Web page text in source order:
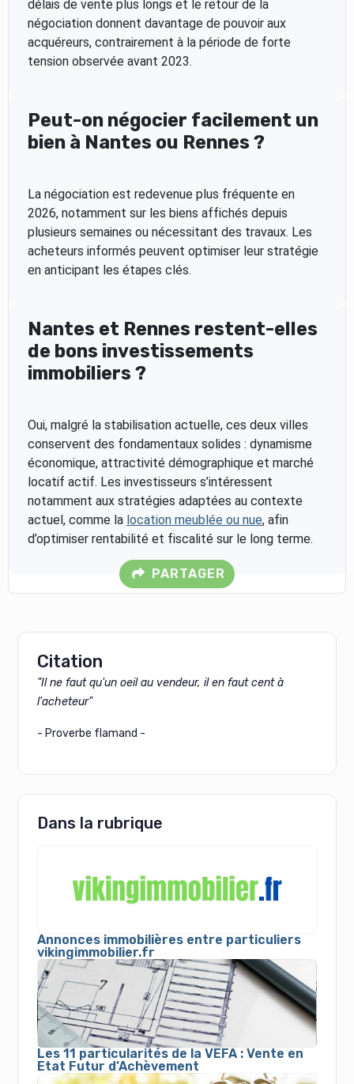
délais de vente plus longs et le retour de la
négociation donnent davantage de pouvoir aux
acquéreurs, contrairement à la période de forte
tension observée avant 2023.
Peut-on négocier facilement un
bien à Nantes ou Rennes ?
La négociation est redevenue plus fréquente en
2026, notamment sur les biens affichés depuis
plusieurs semaines ou nécessitant des travaux. Les
acheteurs informés peuvent optimiser leur stratégie
en anticipant les étapes clés.
Nantes et Rennes restent-elles
de bons investissements
immobiliers ?
Oui, malgré la stabilisation actuelle, ces deux villes
conservent des fondamentaux solides : dynamisme
économique, attractivité démographique et marché
locatif actif. Les investisseurs s’intéressent
notamment aux stratégies adaptées au contexte
actuel, comme la location meublée ou nue, afin
d’optimiser rentabilité et fiscalité sur le long terme.
PARTAGER
Citation
"Il ne faut qu'un oeil au vendeur, il en faut cent à
l'acheteur"
- Proverbe flamand -
Dans la rubrique
Annonces immobilières entre particuliers
vikingimmobilier.fr
Les 11 particularités de la VEFA : Vente en
Etat Futur d’Achèvement